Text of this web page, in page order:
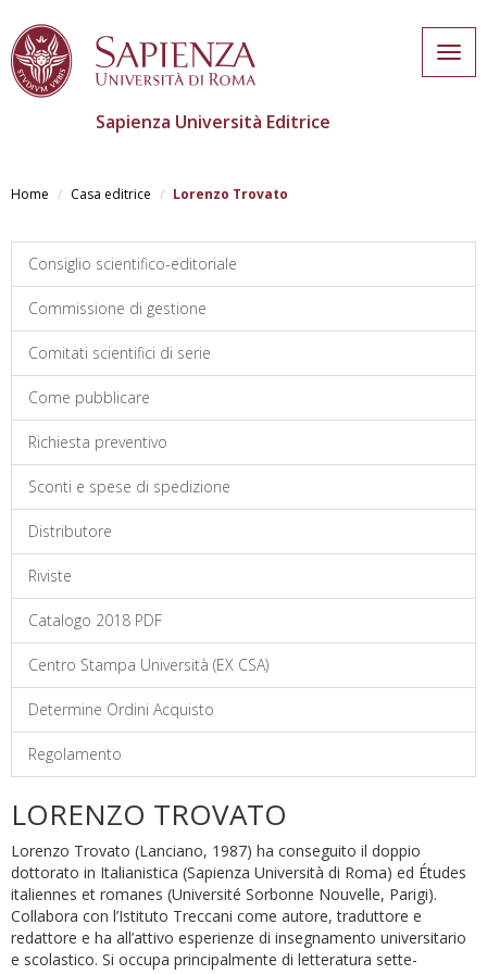
contenuto
Sapienza Università Editrice
Home Casa editrice Lorenzo Trovato
Consiglio scientifico-editoriale
Commissione di gestione
Comitati scientifici di serie
Come pubblicare
Richiesta preventivo
Sconti e spese di spedizione
Distributore
Riviste
Catalogo 2018 PDF
Centro Stampa Università (EX CSA)
Determine Ordini Acquisto
Regolamento
LORENZO TROVATO
Lorenzo Trovato (Lanciano, 1987) ha conseguito il doppio
dottorato in Italianistica (Sapienza Università di Roma) ed Études
italiennes et romanes (Université Sorbonne Nouvelle, Parigi).
Collabora con l’Istituto Treccani come autore, traduttore e
redattore e ha all’attivo esperienze di insegnamento universitario
e scolastico. Si occupa principalmente di letteratura sette-